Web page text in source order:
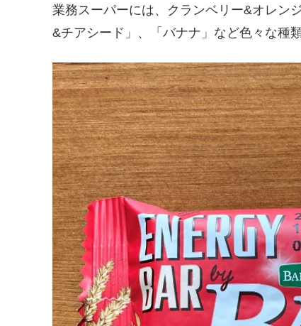
業務スーパーには、クランベリー&オレン
&チアシード」、「バナナ」など色々な種